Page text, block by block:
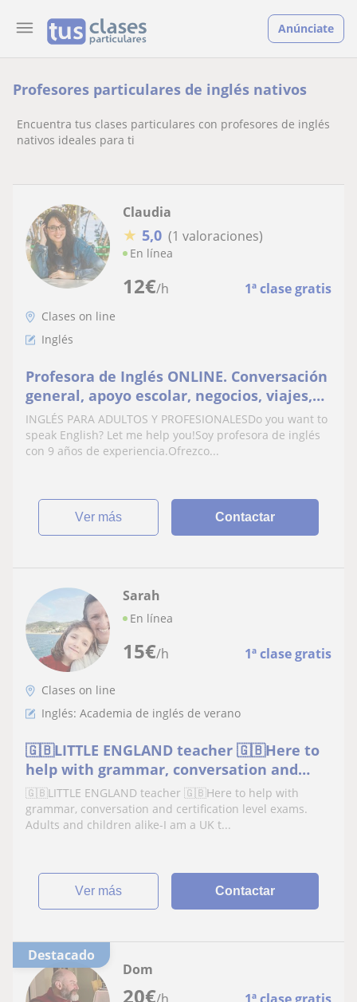
Anúnciate
Profesores particulares de inglés nativos
Encuentra tus clases particulares con profesores de inglés
nativos ideales para ti
12€/h 1ª clase gratis
Claudia
★ 5,0 (1 valoraciones)
En línea
Clases on line
Inglés
Profesora de Inglés ONLINE. Conversación
general, apoyo escolar, negocios, viajes,
cultura
INGLÉS PARA ADULTOS Y PROFESIONALESDo you want to
speak English? Let me help you!Soy profesora de inglés
con 9 años de experiencia.Ofrezco...
ver más Contactar
15€/h 1ª clase gratis
Sarah
En línea
Clases on line
Inglés: Academia de inglés de verano
🇬🇧LITTLE ENGLAND teacher 🇬🇧Here to
help with grammar, conversation and
certification level exams. Adults and
children alike
🇬🇧LITTLE ENGLAND teacher 🇬🇧Here to help with
grammar, conversation and certification level exams.
Adults and children alike-I am a UK t...
ver más Contactar
Destacado
20€
Dom